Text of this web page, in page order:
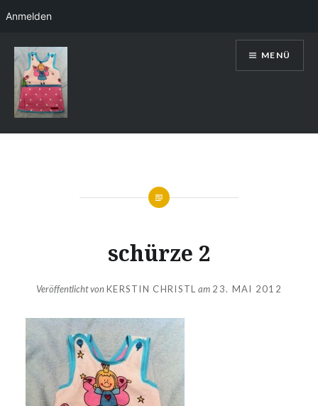
zum
Inhalt
Kerstin Christl
MENÜ
schürze 2
Veröffentlicht vonKERSTIN CHRISTL am 23. MAI 2012
Anmelden